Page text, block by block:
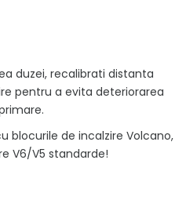
duzei, recalibrati distanta
pentru a evita deteriorarea
blocurile de incalzire Volcano,
V6/V5 standarde!